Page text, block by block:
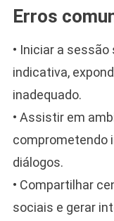
Erros
• Iniciar a
indicativa,
inadequado.
• Assistir em
comprometendo
diálogos.
• Compartilhar
sociais e gerar